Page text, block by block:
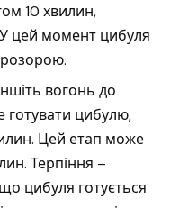
10 хвилин,
цей момент цибуля
вогонь до
готувати цибулю,
Цей етап може
Терпіння –
цибуля готується